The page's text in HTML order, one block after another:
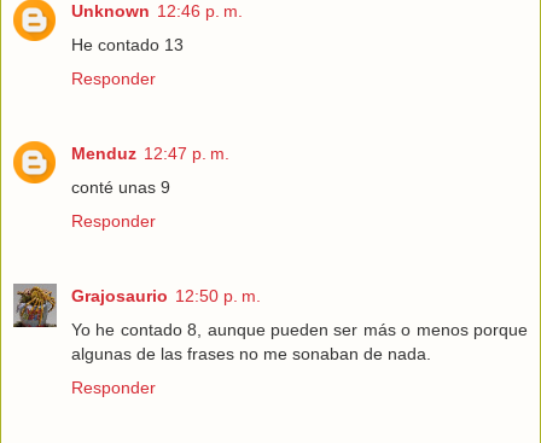
Unknown 12:46 p. m.
He contado 13
Responder
Menduz 12:47 p. m.
conté unas 9
Responder
Grajosaurio 12:50 p. m.
Yo he contado 8, aunque pueden ser más o menos porque
algunas de las frases no me sonaban de nada.
Responder